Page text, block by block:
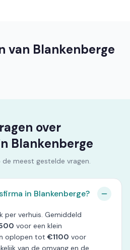
van Blankenberge
over
Blankenberge
meest gestelde vragen.
in Blankenberge?
per verhuis. Gemiddeld
voor een klein
oplopen tot €1100 voor
van de omvang en de